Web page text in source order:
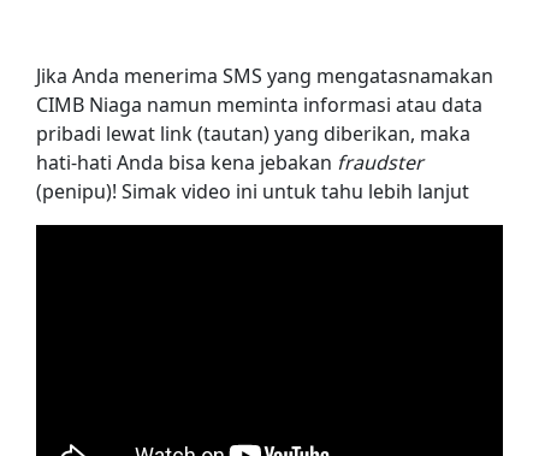
Jika Anda menerima SMS yang mengatasnamakan
CIMB Niaga namun meminta informasi atau data
pribadi lewat link (tautan) yang diberikan, maka
hati-hati Anda bisa kena jebakan fraudster
(penipu)! Simak video ini untuk tahu lebih lanjut